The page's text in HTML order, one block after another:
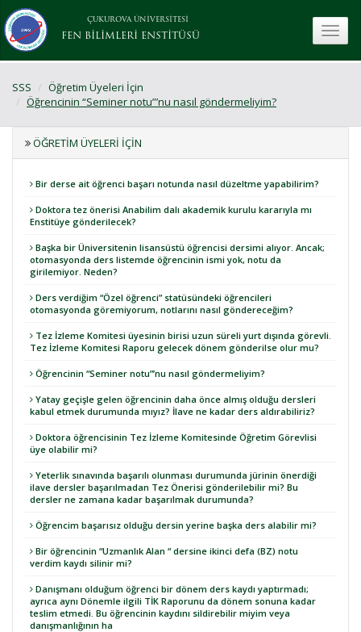
ÇUKUROVA ÜNİVERSİTESİ
FEN BİLİMLERİ ENSTİTÜSÜ
SSS
Öğretim Üyeleri İçin
Öğrencinin “Seminer notu”’nu nasıl göndermeliyim?
ÖĞRETIM ÜYELERI İÇIN
Bir derse ait öğrenci başarı notunda nasıl düzeltme yapabilirim?
Doktora tez önerisi Anabilim dalı akademik kurulu kararıyla mı
Enstitüye gönderilecek?
Başka bir Üniversitenin lisansüstü öğrencisi dersimi alıyor. Ancak;
otomasyonda ders listemde öğrencinin ismi yok, notu da
girilemiyor. Neden?
Ders verdiğim “Özel öğrenci” statüsündeki öğrencileri
otomasyonda göremiyorum, notlarını nasıl göndereceğim?
Tez İzleme Komitesi üyesinin birisi uzun süreli yurt dışında görevli.
Tez İzleme Komitesi Raporu gelecek dönem gönderilse olur mu?
Öğrencinin “Seminer notu”’nu nasıl göndermeliyim?
Yatay geçişle gelen öğrencinin daha önce almış olduğu dersleri
kabul etmek durumunda mıyız? İlave ne kadar ders aldırabiliriz?
Doktora öğrencisinin Tez İzleme Komitesinde Öğretim Görevlisi
üye olabilir mi?
Yeterlik sınavında başarılı olunması durumunda jürinin önerdiği
ilave dersler başarılmadan Tez Önerisi gönderilebilir mi? Bu
dersler ne zamana kadar başarılmak durumunda?
Öğrencim başarısız olduğu dersin yerine başka ders alabilir mi?
Bir öğrencinin “Uzmanlık Alan “ dersine ikinci defa (BZ) notu
verdim kaydı silinir mi?
Danışmanı olduğum öğrenci bir dönem ders kaydı yaptırmadı;
ayrıca aynı Dönemle ilgili TİK Raporunu da dönem sonuna kadar
teslim etmedi. Bu öğrencinin kaydını sildirebilir miyim veya
danışmanlığının ha